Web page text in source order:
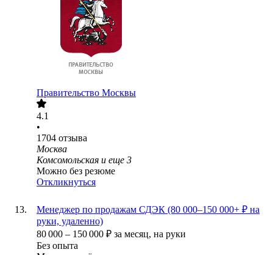
Правительство Москвы
4.1
•
1704 отзыва
Москва
Комсомольская и еще 3
Можно без резюме
Откликнуться
Менеджер по продажам СДЭК (80 000–150 000+ ₽ на
руки, удаленно)
80 000 – 150 000 ₽ за месяц, на руки
Без опыта